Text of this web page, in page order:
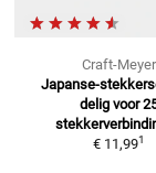
Craft-Meyer
Japanse-
delig voor
€ 11,991